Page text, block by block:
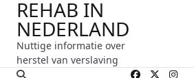
naar
inhoud
REHAB IN
NEDERLAND
Nuttige informatie over
herstel van verslaving